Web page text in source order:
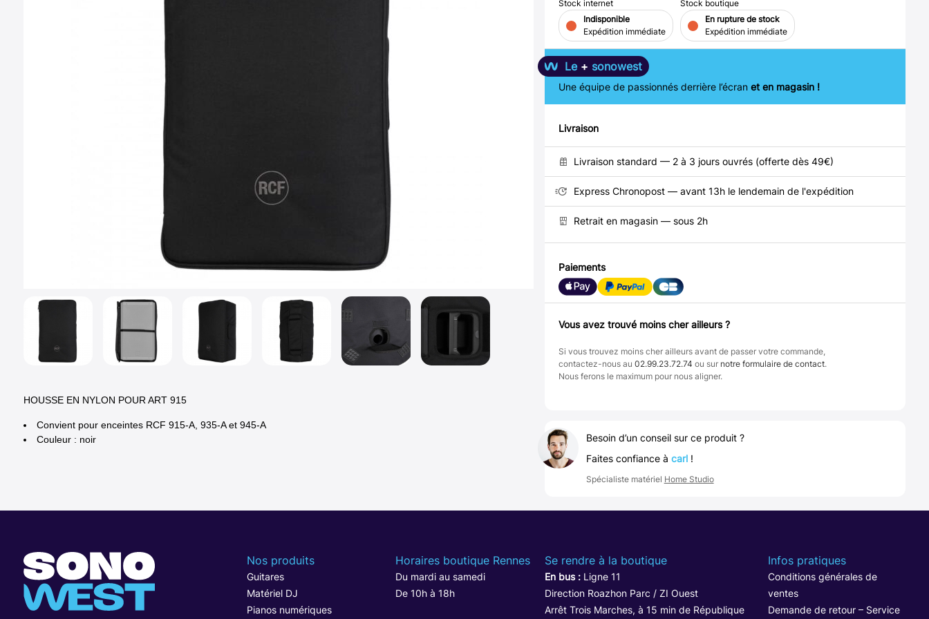
HOUSSE EN NYLON POUR ART 915
Convient pour enceintes RCF 915-A, 935-A et 945-A
Couleur : noir
Stock internet
Indisponible
Expédition immédiate
Stock boutique
En rupture de stock
Expédition immédiate
Le + sonowest
Une équipe de passionnés derrière l’écran et en magasin !
Livraison
Livraison standard — 2 à 3 jours ouvrés (offerte dès 49€)
Express Chronopost — avant 13h le lendemain de l'expédition
Retrait en magasin — sous 2h
Paiements
Vous avez trouvé moins cher ailleurs ?
Si vous trouvez moins cher ailleurs avant de passer votre commande,
contactez-nous au 02.99.23.72.74 ou sur notre formulaire de contact.
Nous ferons le maximum pour nous aligner.
Besoin d’un conseil sur ce produit ?
Faites confiance à carl!
Spécialiste matériel Home Studio
Nos produits
Guitares
Matériel DJ
Pianos numériques
Horaires boutique Rennes
Du mardi au samedi
De 10h à 18h
Se rendre à la boutique
En bus :Ligne 11
Direction Roazhon Parc / ZI Ouest
Arrêt Trois Marches, à 15 min de République
Infos pratiques
Conditions générales de
ventes
Demande de retour – Service